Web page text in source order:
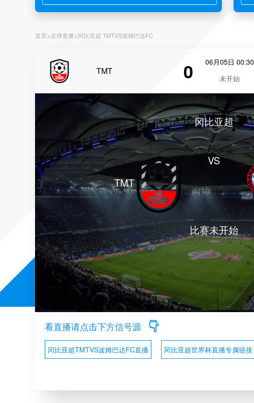
首页> 足球直播>冈比亚超 TMTVS波姆巴达FC
TMT 0
06月05日 00:30
未开始
TMT
冈比亚超
VS
比赛未开始
看直播请点击下方信号源
冈比亚超TMTVS波姆巴达FC直播 冈比亚超世界杯直播专属链接